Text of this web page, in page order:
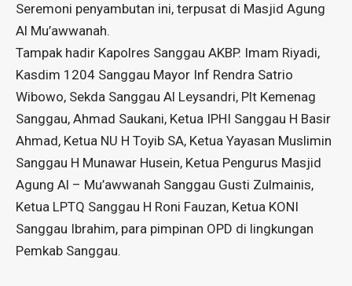
Seremoni penyambutan ini, terpusat di Masjid Agung
Al Mu’awwanah.
Tampak hadir Kapolres Sanggau AKBP. Imam Riyadi,
Kasdim 1204 Sanggau Mayor Inf Rendra Satrio
Wibowo, Sekda Sanggau Al Leysandri, Plt Kemenag
Sanggau, Ahmad Saukani, Ketua IPHI Sanggau H Basir
Ahmad, Ketua NU H Toyib SA, Ketua Yayasan Muslimin
Sanggau H Munawar Husein, Ketua Pengurus Masjid
Agung Al – Mu’awwanah Sanggau Gusti Zulmainis,
Ketua LPTQ Sanggau H Roni Fauzan, Ketua KONI
Sanggau Ibrahim, para pimpinan OPD di lingkungan
Pemkab Sanggau.